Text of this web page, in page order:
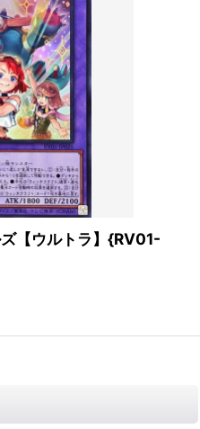
【ウルトラ】{RV01-